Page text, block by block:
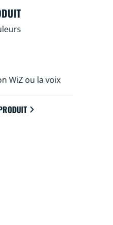
WiZ ou la voix